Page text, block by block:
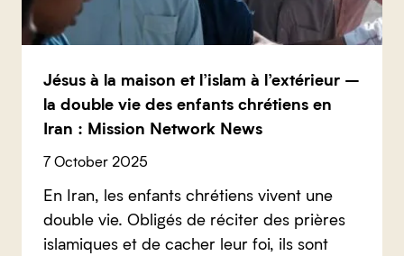
Jésus à la maison et l’islam à l’extérieur –
la double vie des enfants chrétiens en
Iran : Mission Network News
7 October 2025
En Iran, les enfants chrétiens vivent une
double vie. Obligés de réciter des prières
islamiques et de cacher leur foi, ils sont